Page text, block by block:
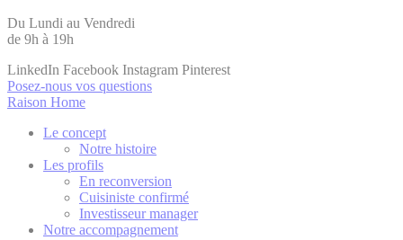
Du Lundi au Vendredi
de 9h à 19h
LinkedIn Facebook Instagram Pinterest
Posez-nous vos questions
Raison Home
Le concept
Notre histoire
Les profils
En reconversion
Cuisiniste confirmé
Investisseur manager
Notre accompagnement